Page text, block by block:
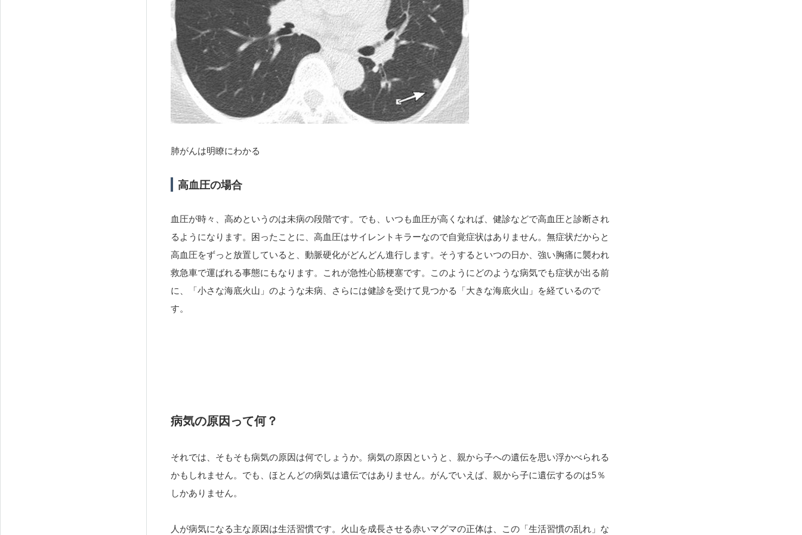
肺がんは明瞭にわかる
高血圧の場合
血圧が時々、高めというのは未病の段階です。でも、いつも血圧が高くなれば、健診などで高血圧と診断され
るようになります。困ったことに、高血圧はサイレントキラーなので自覚症状はありません。無症状だからと
高血圧をずっと放置していると、動脈硬化がどんどん進行します。そうするといつの日か、強い胸痛に襲われ
救急車で運ばれる事態にもなります。これが急性心筋梗塞です。このようにどのような病気でも症状が出る前
に、「小さな海底火山」のような未病、さらには健診を受けて見つかる「大きな海底火山」を経ているので
す。
病気の原因って何？
それでは、そもそも病気の原因は何でしょうか。病気の原因というと、親から子への遺伝を思い浮かべられる
かもしれません。でも、ほとんどの病気は遺伝ではありません。がんでいえば、親から子に遺伝するのは5％
しかありません。
人が病気になる主な原因は生活習慣です。火山を成長させる赤いマグマの正体は、この「生活習慣の乱れ」な